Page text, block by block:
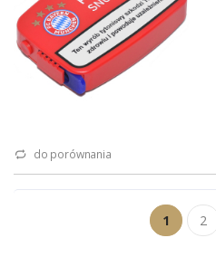
do porównania
1 2